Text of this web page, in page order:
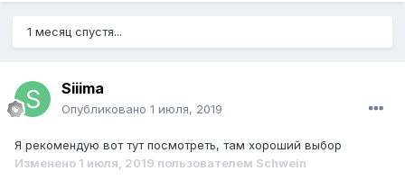
1 месяц спустя...
Siiima
Опубликовано 1 июля, 2019
Я рекомендую вот тут посмотреть, там хороший выбор
Изменено 1 июля, 2019 пользователем Schwein